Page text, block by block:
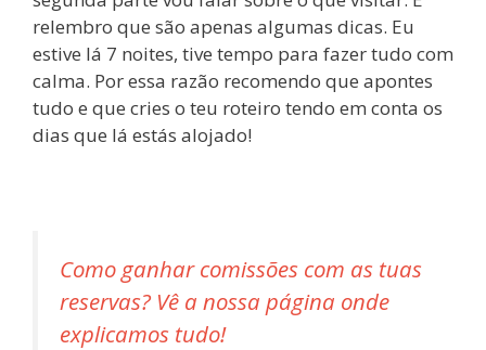
relembro que são apenas algumas dicas. Eu
estive lá 7 noites, tive tempo para fazer tudo com
calma. Por essa razão recomendo que apontes
tudo e que cries o teu roteiro tendo em conta os
dias que lá estás alojado!
Como ganhar comissões com as tuas
reservas? Vê a nossa página onde
explicamos tudo!